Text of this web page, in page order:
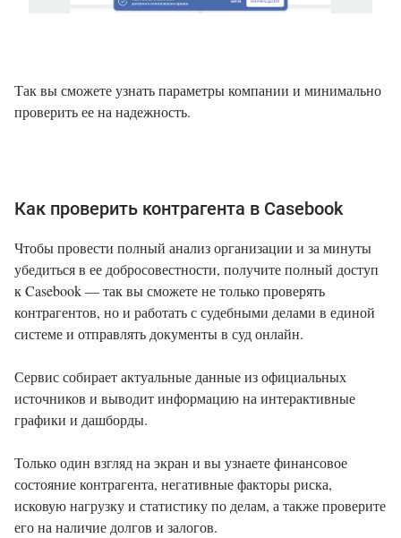
Так вы сможете узнать параметры компании и минимально
проверить ее на надежность.
Как проверить контрагента в Casebook
Чтобы провести полный анализ организации и за минуты
убедиться в ее добросовестности, получите полный доступ
к Casebook — так вы сможете не только проверять
контрагентов, но и работать с судебными делами в единой
системе и отправлять документы в суд онлайн.
Сервис собирает актуальные данные из официальных
источников и выводит информацию на интерактивные
графики и дашборды.
Только один взгляд на экран и вы узнаете финансовое
состояние контрагента, негативные факторы риска,
исковую нагрузку и статистику по делам, а также проверите
его на наличие долгов и залогов.